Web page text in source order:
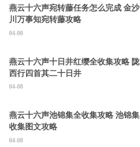
燕云十六声宛转藤任务怎么完成 金沙
川万事知宛转藤攻略
04-08
燕云十六声十日井红缨全收集攻略 陇
西行四首其二十日井
04-08
燕云十六声池锦集全收集攻略 池锦集
收集图文攻略
04-08